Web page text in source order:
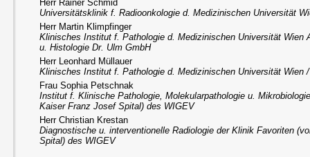
Herr Rainer Schmid
Universitätsklinik f. Radioonkologie d. Medizinischen Universität
Herr Martin Klimpfinger
Klinisches Institut f. Pathologie d. Medizinischen Universität Wien
u. Histologie Dr. Ulm GmbH
Herr Leonhard Müllauer
Klinisches Institut f. Pathologie d. Medizinischen Universität Wien
Frau Sophia Petschnak
Institut f. Klinische Pathologie, Molekularpathologie u.
Kaiser Franz Josef Spital) des WIGEV
Herr Christian Krestan
Diagnostische u. interventionelle Radiologie der Klinik Favoriten
Spital) des WIGEV